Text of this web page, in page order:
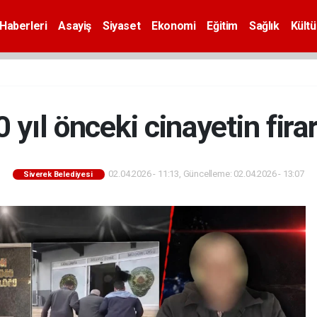
Asayiş Siyaset Ekonomi Eğitim Sağlık
yıl önceki cinayetin
Siverek Belediyesi 02.04.2026 - 11:13, Güncelleme: 02.04.2026 - 13:07